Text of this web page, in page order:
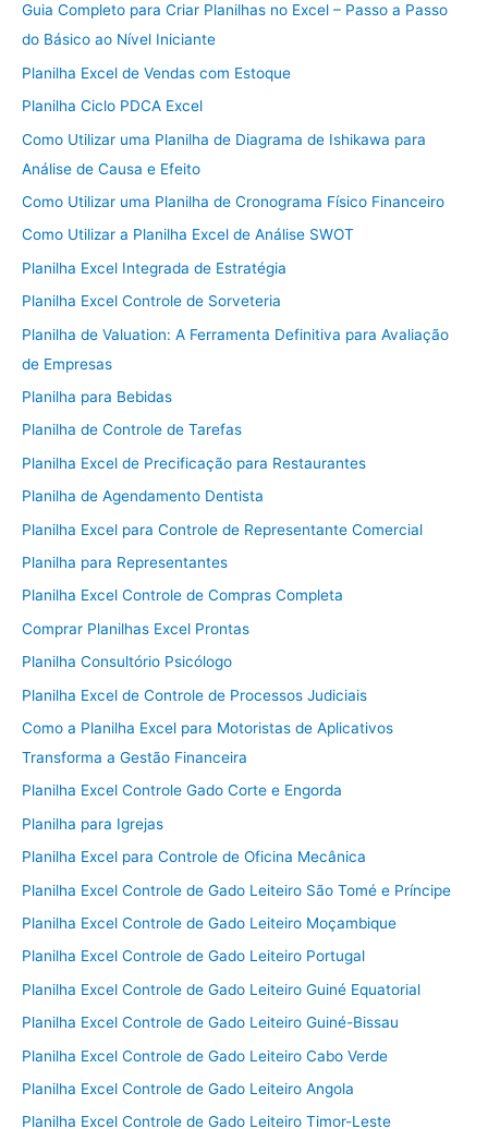
Guia Completo para Criar Planilhas no Excel – Passo a Passo
do Básico ao Nível Iniciante
Planilha Excel de Vendas com Estoque
Planilha Ciclo PDCA Excel
Como Utilizar uma Planilha de Diagrama de Ishikawa para
Análise de Causa e Efeito
Como Utilizar uma Planilha de Cronograma Físico Financeiro
Como Utilizar a Planilha Excel de Análise SWOT
Planilha Excel Integrada de Estratégia
Planilha Excel Controle de Sorveteria
Planilha de Valuation: A Ferramenta Definitiva para Avaliação
de Empresas
Planilha para Bebidas
Planilha de Controle de Tarefas
Planilha Excel de Precificação para Restaurantes
Planilha de Agendamento Dentista
Planilha Excel para Controle de Representante Comercial
Planilha para Representantes
Planilha Excel Controle de Compras Completa
Comprar Planilhas Excel Prontas
Planilha Consultório Psicólogo
Planilha Excel de Controle de Processos Judiciais
Como a Planilha Excel para Motoristas de Aplicativos
Transforma a Gestão Financeira
Planilha Excel Controle Gado Corte e Engorda
Planilha para Igrejas
Planilha Excel para Controle de Oficina Mecânica
Planilha Excel Controle de Gado Leiteiro São Tomé e Príncipe
Planilha Excel Controle de Gado Leiteiro Moçambique
Planilha Excel Controle de Gado Leiteiro Portugal
Planilha Excel Controle de Gado Leiteiro Guiné Equatorial
Planilha Excel Controle de Gado Leiteiro Guiné-Bissau
Planilha Excel Controle de Gado Leiteiro Cabo Verde
Planilha Excel Controle de Gado Leiteiro Angola
Planilha Excel Controle de Gado Leiteiro Timor-Leste